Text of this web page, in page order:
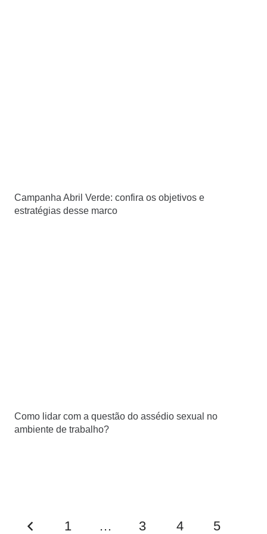
Campanha Abril Verde: confira os objetivos e
estratégias desse marco
Como lidar com a questão do assédio sexual no
ambiente de trabalho?
1 … 3 4 5